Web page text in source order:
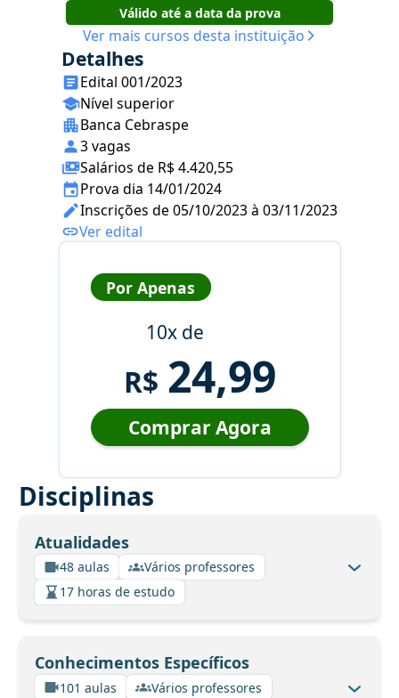
Válido até a data da prova
Ver mais cursos desta instituição
Detalhes
Edital 001/2023
Nível superior
Banca Cebraspe
3 vagas
Salários de R$ 4.420,55
Prova dia 14/01/2024
Inscrições de 05/10/2023 à 03/11/2023
Ver edital
Por Apenas
10x de
R$ 24,99
Comprar Agora
Disciplinas
Atualidades
48 aulas
Vários professores
17 horas de estudo
Conhecimentos Específicos
101 aulas
Vários professores